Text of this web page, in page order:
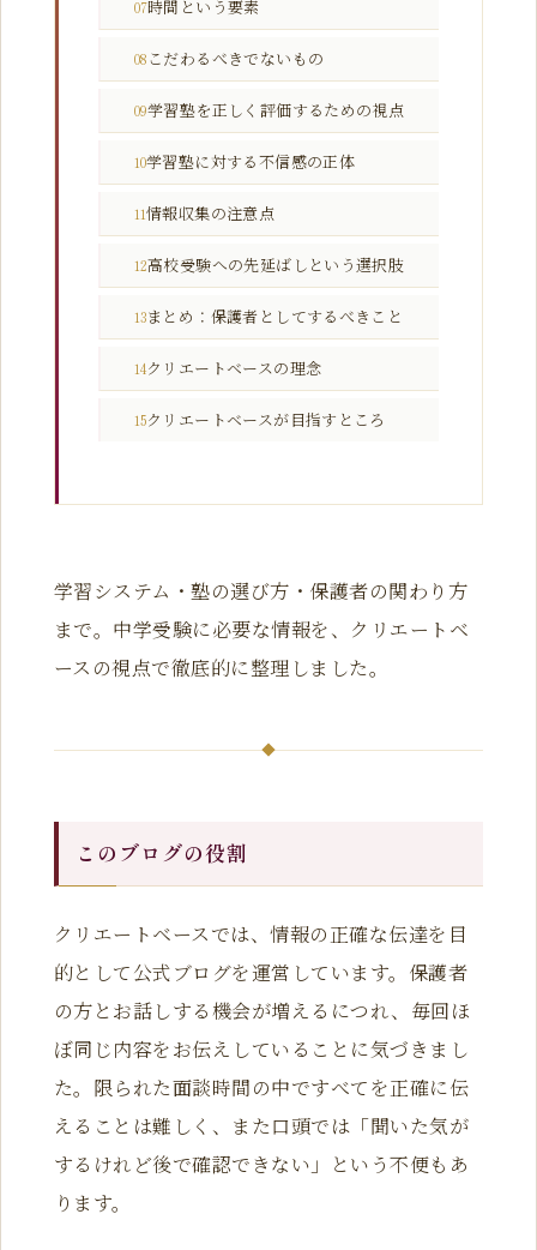
07時間という要素
08こだわるべきでないもの
09学習塾を正しく評価するための視点
10学習塾に対する不信感の正体
11情報収集の注意点
12高校受験への先延ばしという選択肢
13まとめ：保護者としてするべきこと
14クリエートベースの理念
15クリエートベースが目指すところ
学習システム・塾の選び方・保護者の関わり方
まで。中学受験に必要な情報を、クリエートベ
ースの視点で徹底的に整理しました。
このブログの役割
クリエートベースでは、情報の正確な伝達を目
的として公式ブログを運営しています。保護者
の方とお話しする機会が増えるにつれ、毎回ほ
ぼ同じ内容をお伝えしていることに気づきまし
た。限られた面談時間の中ですべてを正確に伝
えることは難しく、また口頭では「聞いた気が
するけれど後で確認できない」という不便もあ
ります。